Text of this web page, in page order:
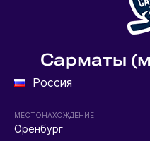
Сарматы
Россия
МЕСТОНАХОЖДЕНИЕ
Оренбург